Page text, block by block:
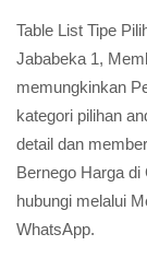
Table List Tipe
Jababeka 1,
memungkinkan
kategori pilihan
detail dan
Bernego Harga
hubungi melalui
WhatsApp.